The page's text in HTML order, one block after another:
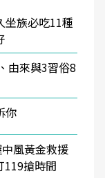
坐族必吃11種
由來與3習俗8
你
風黃金救援
119搶時間